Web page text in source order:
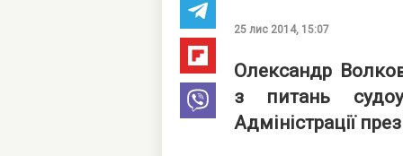
25 лис 2014, 15:07
Олександр
з питань
Адміністрації